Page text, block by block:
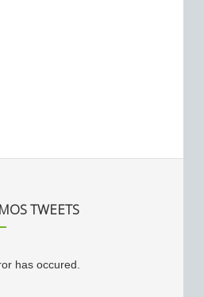
TWEETS
has occured.